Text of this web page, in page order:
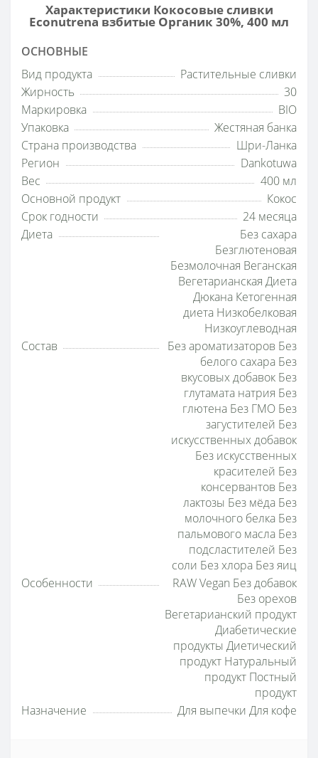
Характеристики Кокосовые сливки
Econutrena взбитые Органик 30%, 400 мл
ОСНОВНЫЕ
Вид продукта
Растительные сливки
Жирность
30
Маркировка
BIO
Упаковка
Жестяная банка
Страна производства
Шри-Ланка
Регион
Dankotuwa
Вес
400 мл
Основной продукт
Кокос
Срок годности
24 месяца
Диета
Без сахара
Безглютеновая
Безмолочная Веганская
Вегетарианская Диета
Дюкана Кетогенная
диета Низкобелковая
Низкоуглеводная
Состав
Без ароматизаторов Без
белого сахара Без
вкусовых добавок Без
глутамата натрия Без
глютена Без ГМО Без
загустителей Без
искусственных добавок
Без искусственных
красителей Без
консервантов Без
лактозы Без мёда Без
молочного белка Без
пальмового масла Без
подсластителей Без
соли Без хлора Без яиц
Особенности
RAW Vegan Без добавок
Без орехов
Вегетарианский продукт
Диабетические
продукты Диетический
продукт Натуральный
продукт Постный
продукт
Назначение
Для выпечки Для кофе